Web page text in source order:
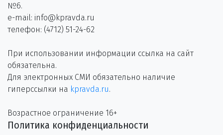
№6.
e-mail: info@kpravda.ru
телефон: (4712) 51-24-62
При использовании информации ссылка на сайт
обязательна.
Для электронных СМИ обязательно наличие
гиперссылки на kpravda.ru.
Возрастное ограничение 16+
Политика конфиденциальности